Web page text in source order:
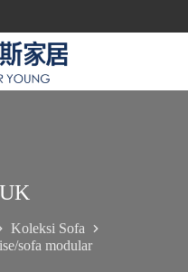
Koleksi Sofa
sofa modular